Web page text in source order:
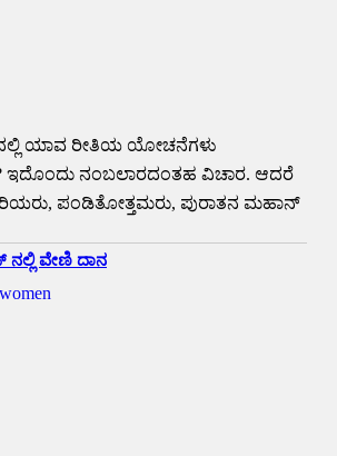
ಯಾವ ರೀತಿಯ ಯೋಚನೆಗಳು
ಇದೊಂದು ನಂಬಲಾರದಂತಹ ವಿಚಾರ. ಆದರೆ
ಪಂಡಿತೋತ್ತಮರು, ಪುರಾತನ ಮಹಾನ್
ನಲ್ಲಿ ವೇಣಿ ದಾನ